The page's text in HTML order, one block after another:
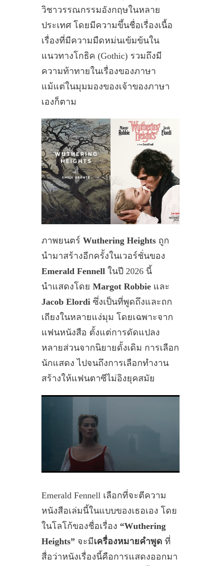
วิชาวรรณกรรมอังกฤษในหลาย
ประเทศ โดยมีความขึ้นชื่อเรื่องเนื้อ
เรื่องที่มีความมืดหม่นเข้มข้นใน
แนวทางโกธิค (Gothic) รวมถึงมี
ความท้าทายในเรื่องของภาษา
แม้แต่ในมุมมองของเจ้าของภาษา
เองก็ตาม
ภาพยนตร์ Wuthering Heights ถูก
นำมาสร้างอีกครั้งในเวอร์ชั่นของ
Emerald Fennell ในปี 2026 นี้
นำแสดงโดย Margot Robbie และ
Jacob Elordi ซึ่งเป็นที่พูดถึงและถก
เถียงในหลายแง่มุม โดยเฉพาะจาก
แฟนหนังสือ ตั้งแต่การดัดแปลง
หลายส่วนจากนิยายดั้งเดิม การเลือก
นักแสดง ไปจนถึงการเลือกทำงาน
สร้างให้แฟนตาซีไม่อิงยุคสมัย
Emerald Fennell เลือกที่จะตีความ
หนังสือเล่มนี้ในแบบของเธอเอง โดย
ในโลโก้ของชื่อเรื่อง “Wuthering
Heights” จะมีเครื่องหมายคำพูด ที่
สื่อว่าหนังเรื่องนี้คือการแสดงออกมา